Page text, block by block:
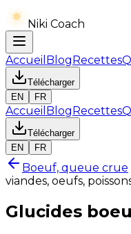
Niki Coach
Accueil BlogRecettes
Télécharger
EN
FR
Accueil BlogRecettes
Télécharger
EN
FR
Boeuf, queue crue
viandes, oeufs,
Glucides